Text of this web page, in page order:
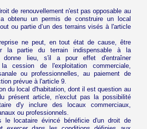
de renouvellement n'est pas opposable au
obtenu un permis de construire un local
ou partie d’un des terrains visés à l'article
ne peut, en tout état de cause, être
la partie du terrain indispensable à la
donne lieu, s'il a pour effet d'entraîner
la cession de l'exploitation commerciale,
ou professionnelles, au paiement de
prévue à l'article 9.
du local d'habitation, dont il est question au
présent article, n'exclut pas la possibilité
d'y inclure des locaux commerciaux,
ou professionnels.
le locataire évincé bénéficie d'un droit de